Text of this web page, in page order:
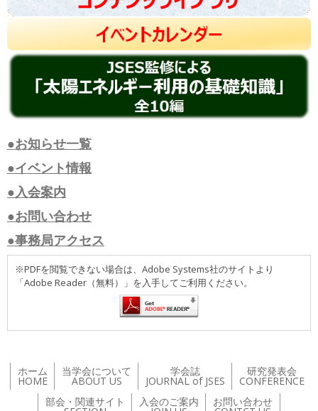
●お知らせ一覧
●イベント情報
●入会案内
●お問い合わせ
●事務局アクセス
※PDFを閲覧できない場合は、Adobe Systems社のサイトより
「Adobe Reader（無料）」を入手してご利用ください。
ホーム
HOME
当学会について
ABOUT US
学会誌
JOURNAL of JSES
研究発表会
CONFERENCE
部会・関連サイト
入会のご案内 お問い合わせ